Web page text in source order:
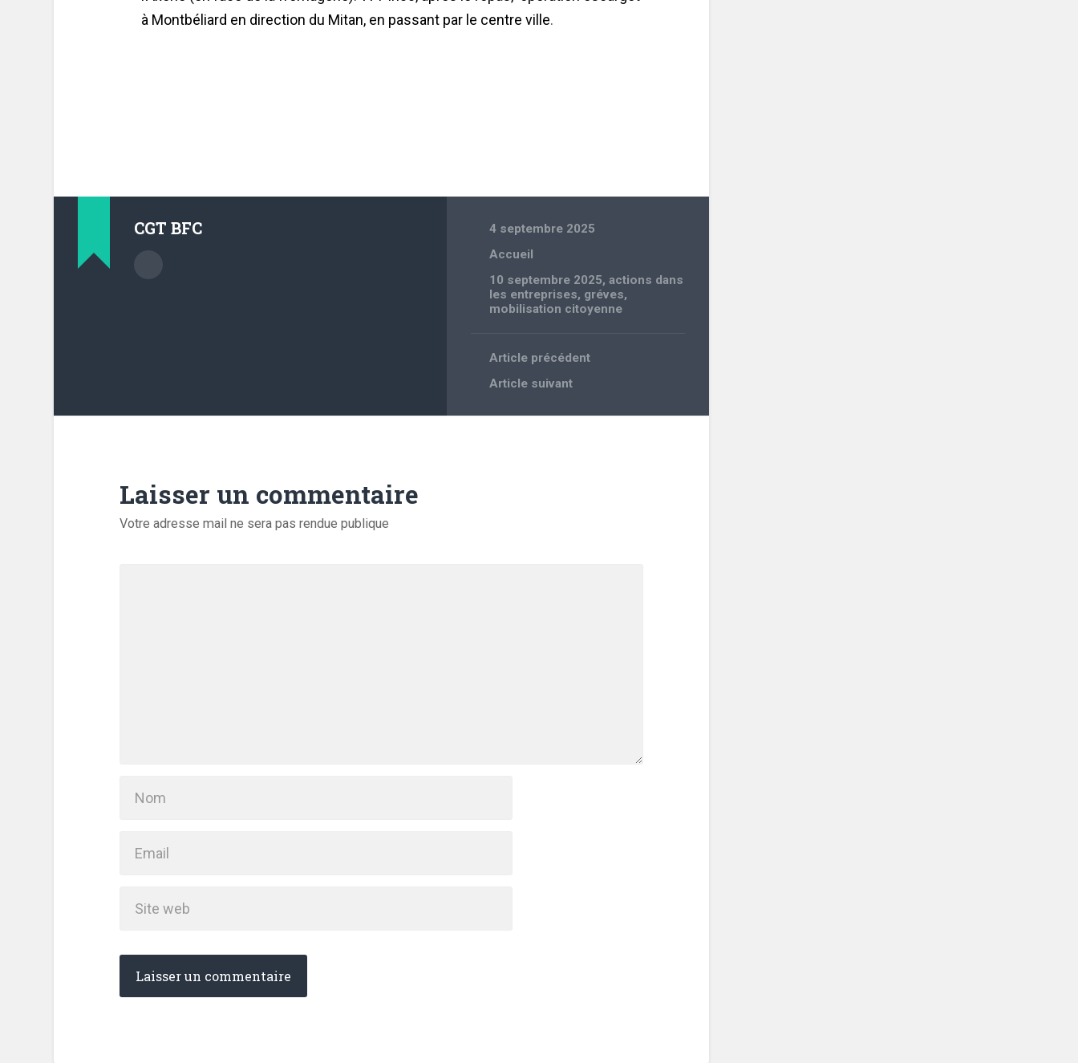
à Montbéliard en direction du Mitan, en passant par le centre ville.
CGT BFC
4 septembre 2025
Accueil
10 septembre 2025,actions dans
les entreprises, gréves,
mobilisation citoyenne
Article précédent
Article suivant
Laisser un commentaire
Votre adresse mail ne sera pas rendue publique